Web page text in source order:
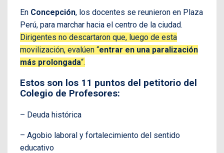
En Concepción, los docentes se reunieron en Plaza
Perú, para marchar hacia el centro de la ciudad.
Dirigentes no descartaron que, luego de esta
movilización, evalúen “entrar en una paralización
más prolongada“.
Estos son los 11 puntos del petitorio del
Colegio de Profesores:
– Deuda histórica
– Agobio laboral y fortalecimiento del sentido
educativo